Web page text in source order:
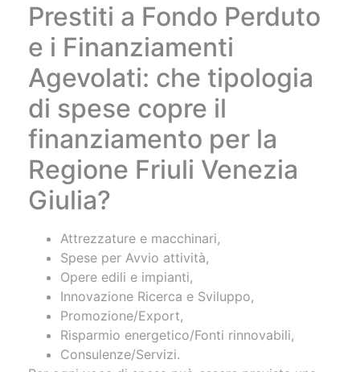
Prestiti a Fondo Perduto
e i Finanziamenti
Agevolati: che tipologia
di spese copre il
finanziamento per la
Regione Friuli Venezia
Giulia?
Attrezzature e macchinari,
Spese per Avvio attività,
Opere edili e impianti,
Innovazione Ricerca e Sviluppo,
Promozione/Export,
Risparmio energetico/Fonti rinnovabili,
Consulenze/Servizi.